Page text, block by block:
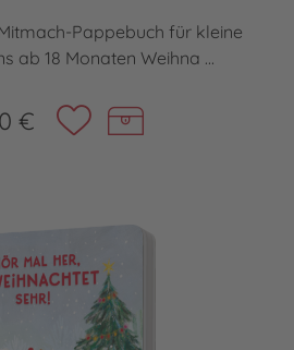
Pappebuch für kleine
ab 18 Monaten Weihna ...
€